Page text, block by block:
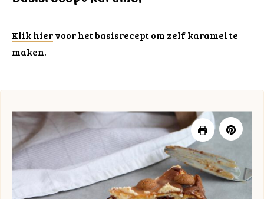
Klik hiervoor het basisrecept om zelf karamel te
maken.